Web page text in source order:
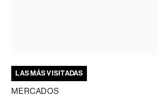
LAS MÁS VISITADAS
MERCADOS